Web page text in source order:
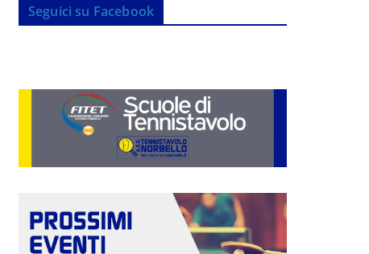
Seguici su Facebook